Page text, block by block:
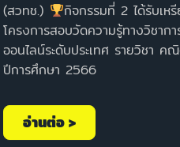
(สวทช.)
กิจกรรมที่ 2 ได้รับเห
โครงการสอบวัดความรู้ทางวิชาก
ออนไลน์ระดับประเทศ รายวิชา ค
ปีการศึกษา 2566
อ่านต่อ >